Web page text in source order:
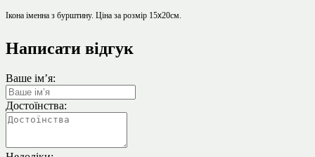
Ікона іменна з бурштину. Ціна за розмір 15х20см.
Написати відгук
Ваше ім’я:
Достоїнства: